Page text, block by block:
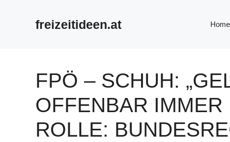
freizeitideen.at Home
FPÖ – SCHUH:
OFFENBAR
ROLLE: